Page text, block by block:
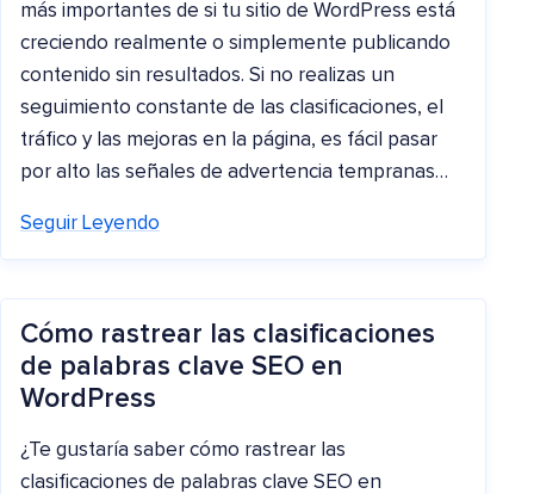
más importantes de si tu sitio de WordPress está
creciendo realmente o simplemente publicando
contenido sin resultados. Si no realizas un
seguimiento constante de las clasificaciones, el
tráfico y las mejoras en la página, es fácil pasar
por alto las señales de advertencia tempranas…
Seguir Leyendo
Cómo rastrear las clasificaciones
de palabras clave SEO en
WordPress
¿Te gustaría saber cómo rastrear las
clasificaciones de palabras clave SEO en